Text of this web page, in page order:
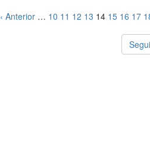
‹ Anterior … 10 11 12 13 14 15 16 17